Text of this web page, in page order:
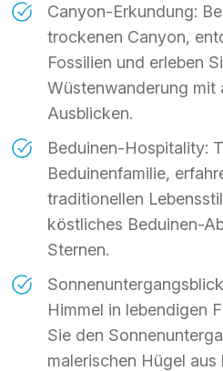
Canyon-Erkundung:
trockenen Canyon,
Fossilien und erleben
Wüstenwanderung mit
Ausblicken.
Beduinen-Hospitality:
Beduinenfamilie,
traditionellen
köstliches Beduinen-
Sternen.
Himmel in lebendigen
Sie den
malerischen Hügel aus